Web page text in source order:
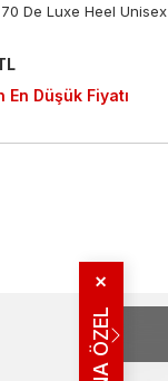
De Luxe Heel Unisex
En Düşük Fiyatı
✕